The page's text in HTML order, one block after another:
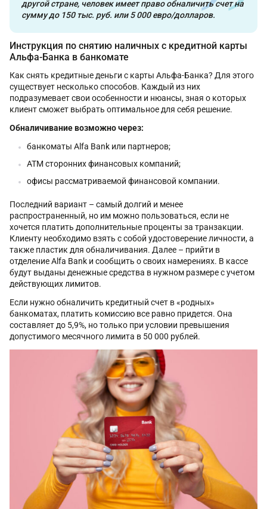
другой стране, человек имеет право обналичить счет на
сумму до 150 тыс. руб. или 5 000 евро/долларов.
Инструкция по снятию наличных с кредитной карты
Альфа-Банка в банкомате
Как снять кредитные деньги с карты Альфа-Банка? Для этого
существует несколько способов. Каждый из них
подразумевает свои особенности и нюансы, зная о которых
клиент сможет выбрать оптимальное для себя решение.
Обналичивание возможно через:
банкоматы Alfa Bank или партнеров;
ATM сторонних финансовых компаний;
офисы рассматриваемой финансовой компании.
Последний вариант – самый долгий и менее
распространенный, но им можно пользоваться, если не
хочется платить дополнительные проценты за транзакции.
Клиенту необходимо взять с собой удостоверение личности, а
также пластик для обналичивания. Далее – прийти в
отделение Alfa Bank и сообщить о своих намерениях. В кассе
будут выданы денежные средства в нужном размере с учетом
действующих лимитов.
Если нужно обналичить кредитный счет в «родных»
банкоматах, платить комиссию все равно придется. Она
составляет до 5,9%, но только при условии превышения
допустимого месячного лимита в 50 000 рублей.